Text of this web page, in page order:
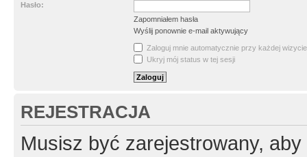
Hasło:
Zapomniałem hasła
Wyślij ponownie e-mail aktywujący
Zaloguj mnie automatycznie przy każdej wizycie
Ukryj mój status w tej sesji
REJESTRACJA
Musisz być zarejestrowany,